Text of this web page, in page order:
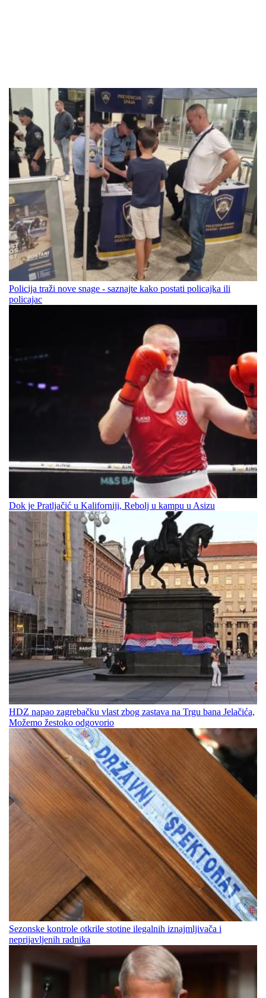
Policija traži nove snage - saznajte kako postati policajka ili
policajac
Dok je Pratljačić u Kaliforniji, Rebolj u kampu u Asizu
HDZ napao zagrebačku vlast zbog zastava na Trgu bana Jelačića,
Možemo žestoko odgovorio
Sezonske kontrole otkrile stotine ilegalnih iznajmljivača i
neprijavljenih radnika